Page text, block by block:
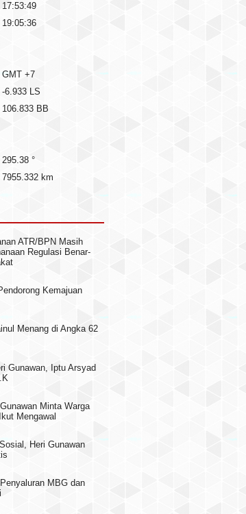
17:53:49
19:05:36
GMT +7
-6.933 LS
106.833 BB
295.38 °
7955.332 km
ATR/BPN Masih
Regulasi Benar-
Kemajuan
Menang di Angka 62
Gunawan, Iptu Arsyad
Minta Warga
Mengawal
Heri Gunawan
MBG dan